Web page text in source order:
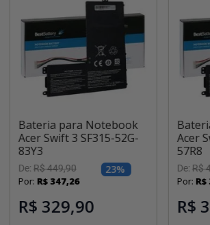
Bateria para Notebook
Acer Swift 3 SF315-52G-
83Y3
De: R$449,90 23%
Por: R$ 347,26
R$ 329,90
Acer
57R8
De: R$
Por: R$
R$